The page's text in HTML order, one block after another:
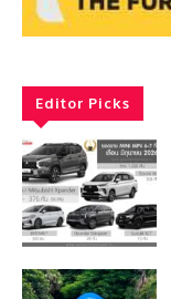
Editor Picks